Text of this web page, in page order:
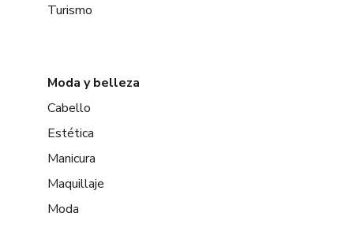
Turismo
Moda y belleza
Cabello
Estética
Manicura
Maquillaje
Moda